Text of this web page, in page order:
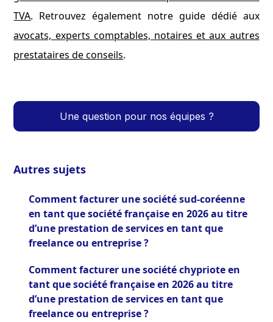
TVA. Retrouvez également notre guide dédié aux
avocats, experts comptables, notaires et aux autres
prestataires de conseils.
Une question pour nos équipes ?
Autres sujets
Comment facturer une société sud-coréenne
en tant que société française en 2026 au titre
d’une prestation de services en tant que
freelance ou entreprise ?
Comment facturer une société chypriote en
tant que société française en 2026 au titre
d’une prestation de services en tant que
freelance ou entreprise ?